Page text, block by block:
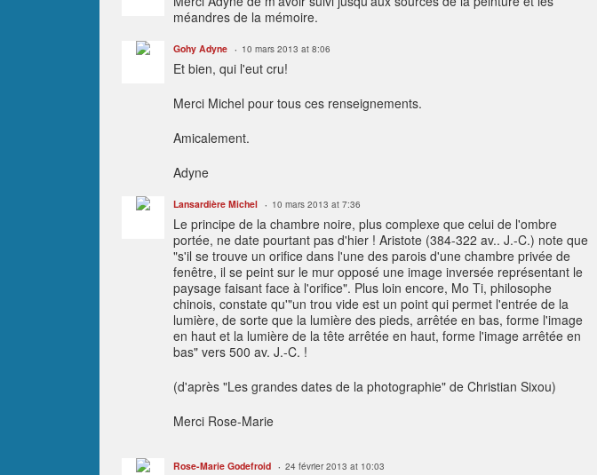
méandres de la mémoire.
Gohy Adyne 10 mars 2013 at 8:06
Et bien, qui l'eut cru!
Merci Michel pour tous ces renseignements.
Amicalement.
Adyne
Lansardière Michel 10 mars 2013 at 7:36
Le principe de la chambre noire, plus complexe que celui de l'ombre
portée, ne date pourtant pas d'hier ! Aristote (384-322 av.. J.-C.) note que
"s'il se trouve un orifice dans l'une des parois d'une chambre privée de
fenêtre, il se peint sur le mur opposé une image inversée représentant le
paysage faisant face à l'orifice". Plus loin encore, Mo Ti, philosophe
chinois, constate qu'"un trou vide est un point qui permet l'entrée de la
lumière, de sorte que la lumière des pieds, arrêtée en bas, forme l'image
en haut et la lumière de la tête arrêtée en haut, forme l'image arrêtée en
bas" vers 500 av. J.-C. !
(d'après "Les grandes dates de la photographie" de Christian Sixou)
Merci Rose-Marie
Rose-Marie Godefroid 24 février 2013 at 10:03